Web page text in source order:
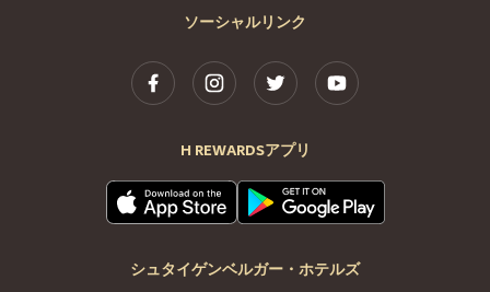
ソーシャルリンク
H REWARDSアプリ
シュタイゲンベルガー・ホテルズ